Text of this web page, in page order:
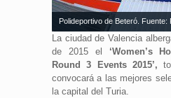
Polideportivo de Beteró. Fuente:
La ciudad de Valencia
de 2015 el ‘Women’s
Round 3 Events 2015’,
convocará a las mejores
la capital del Turia.